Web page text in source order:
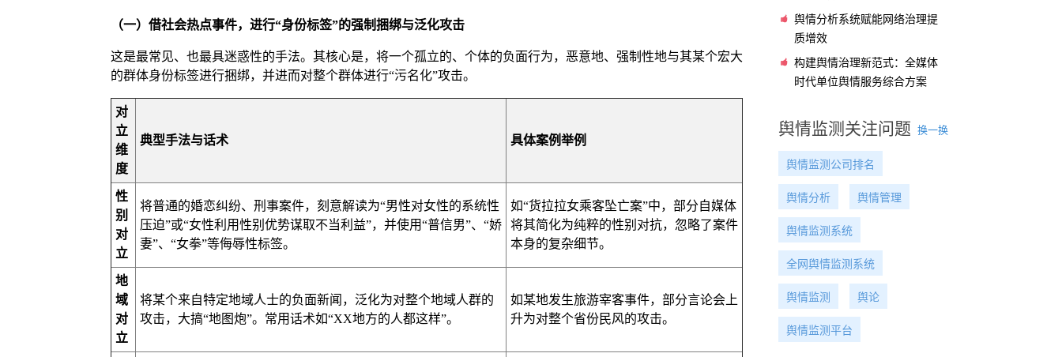
（一）借社会热点事件，进行“身份标签”的强制捆绑与泛化攻击
这是最常见、也最具迷惑性的手法。其核心是，将一个孤立的、个体的负面行为，恶意地、强制性地与其某个宏大
的群体身份标签进行捆绑，并进而对整个群体进行“污名化”攻击。
对
立
维
度
典型手法与话术 具体案例举例
性
别
对
立
将普通的婚恋纠纷、刑事案件，刻意解读为“男性对女性的系统性
压迫”或“女性利用性别优势谋取不当利益”，并使用“普信男”、“娇
妻”、“女拳”等侮辱性标签。
如“货拉拉女乘客坠亡案”中，部分自媒体
将其简化为纯粹的性别对抗，忽略了案件
本身的复杂细节。
地
域
对
立
将某个来自特定地域人士的负面新闻，泛化为对整个地域人群的
攻击，大搞“地图炮”。常用话术如“XX地方的人都这样”。
如某地发生旅游宰客事件，部分言论会上
升为对整个省份民风的攻击。
舆情分析系统赋能网络治理提
质增效
构建舆情治理新范式：全媒体
时代单位舆情服务综合方案
舆情监测关注问题 换一换
舆情监测公司排名
舆情分析 舆情管理
舆情监测系统
全网舆情监测系统
舆情监测 舆论
舆情监测平台